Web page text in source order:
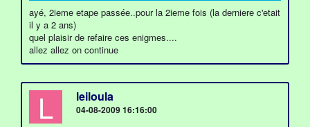
ayé, 2ieme etape passée..pour la 2ieme fois (la derniere c'etait
il y a 2 ans)
quel plaisir de refaire ces enigmes....
allez allez on continue
L leiloula
04-08-2009 16:16:00